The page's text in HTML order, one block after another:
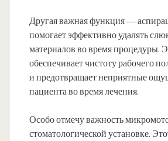
Другая важная функция —
помогает эффективно удалять
материалов во время процедуры.
обеспечивает чистоту рабочего
и предотвращает неприятные
пациента во время лечения.
Особо отмечу важность
стоматологической установке.